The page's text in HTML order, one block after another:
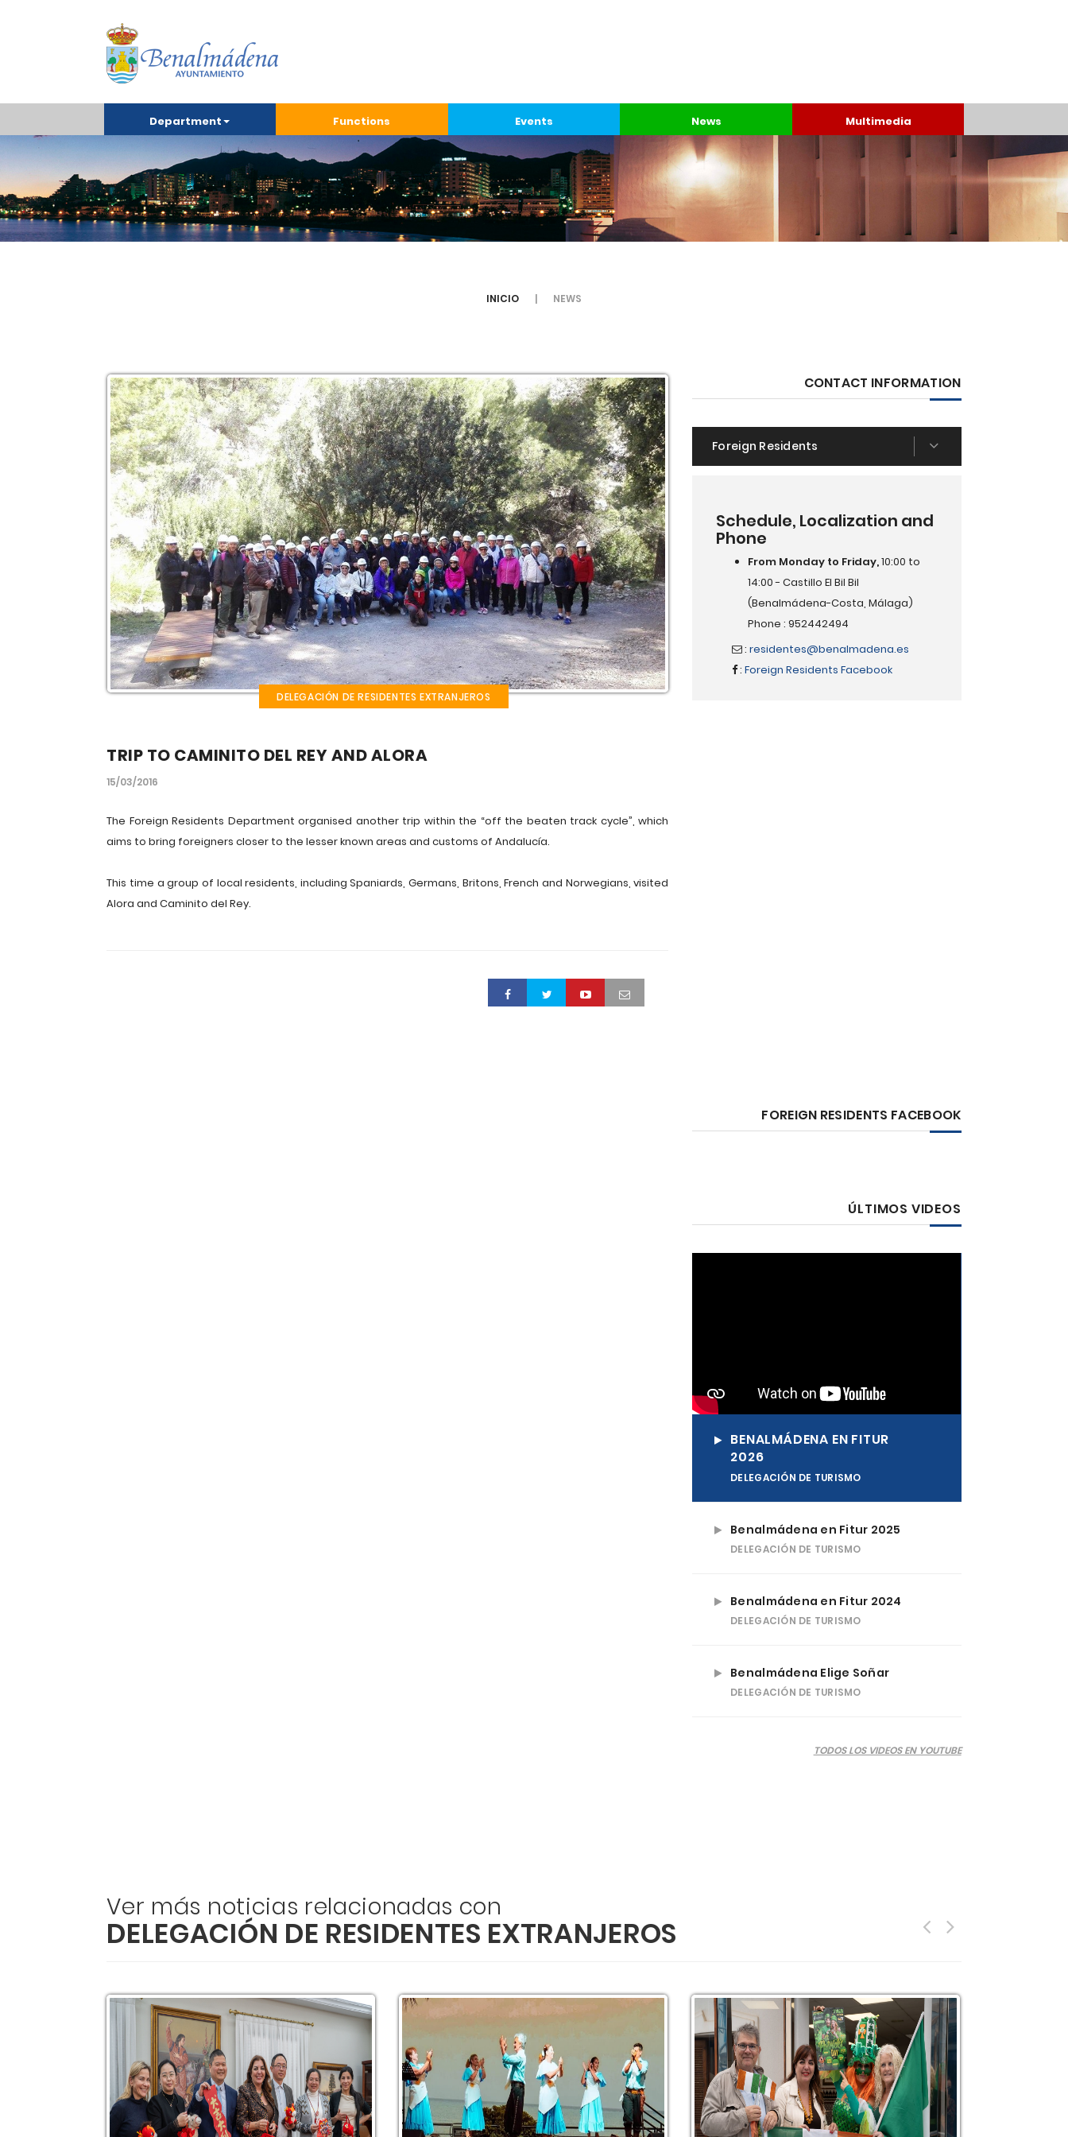
Department Functions Events News Multimedia
INICIO NEWS
DELEGACIÓN DE RESIDENTES EXTRANJEROS
TRIP TO CAMINITO DEL REY AND ALORA
15/03/2016
The Foreign Residents Department organised another trip within the “off the beaten track cycle”, which
aims to bring foreigners closer to the lesser known areas and customs of Andalucía.
This time a group of local residents, including Spaniards, Germans, Britons, French and Norwegians, visited
Alora and Caminito del Rey.
CONTACT INFORMATION
Foreign Residents
Schedule, Localization and
Phone
From Monday to Friday,10:00 to
14:00 - Castillo El Bil Bil
(Benalmádena-Costa, Málaga)
Phone : 952442494
:residentes@benalmadena.es
:Foreign Residents Facebook
FOREIGN RESIDENTS FACEBOOK
ÚLTIMOS VIDEOS
BENALMÁDENA EN FITUR
2026
DELEGACIÓN DE TURISMO
Benalmádena en Fitur 2025
DELEGACIÓN DE TURISMO
Benalmádena en Fitur 2024
DELEGACIÓN DE TURISMO
Benalmádena Elige Soñar
DELEGACIÓN DE TURISMO
TODOS LOS VIDEOS EN YOUTUBE
Ver más noticias relacionadas con
DELEGACIÓN DE RESIDENTES EXTRANJEROS